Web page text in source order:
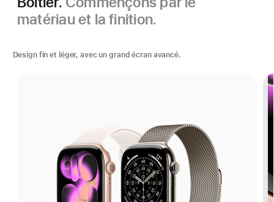
matériau et la finition.
Design fin et léger, avec un grand écran avancé.